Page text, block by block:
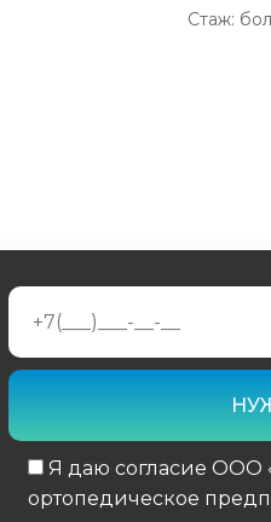
Стаж:
Я даю согласие ООО
ортопедическое